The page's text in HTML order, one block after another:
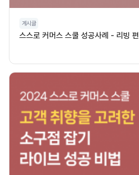
게시글
스스로 커머스 스쿨 성공사례 - 리빙 편